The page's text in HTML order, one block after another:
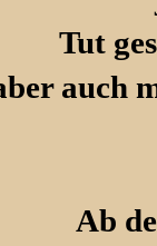
Tut
auch
Ab